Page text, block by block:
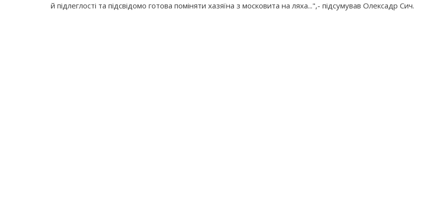
й підлеглості та підсвідомо готова поміняти хазяїна з московита на ляха...",- підсумував Олексадр Сич.